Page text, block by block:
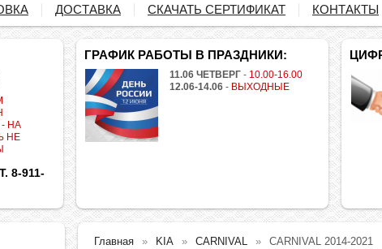
ДОСТАВКА СКАЧАТЬ СЕРТИФИКАТ КОНТАКТЫ
НА
НЕ
8-911-
ГРАФИК РАБОТЫ В ПРАЗДНИКИ:
11.06 ЧЕТВЕРГ - 10.00-16.00
12.06-14.06 - ВЫХОДНЫЕ
Главная KIA CARNIVAL CARNIVAL 2014-2021